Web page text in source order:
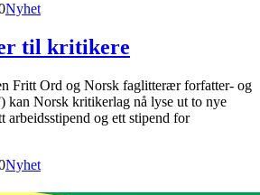
Nyhet
til kritikere
Fritt Ord og Norsk faglitterær forfatter- og
kan Norsk kritikerlag nå lyse ut to nye
arbeidsstipend og ett stipend for
Nyhet